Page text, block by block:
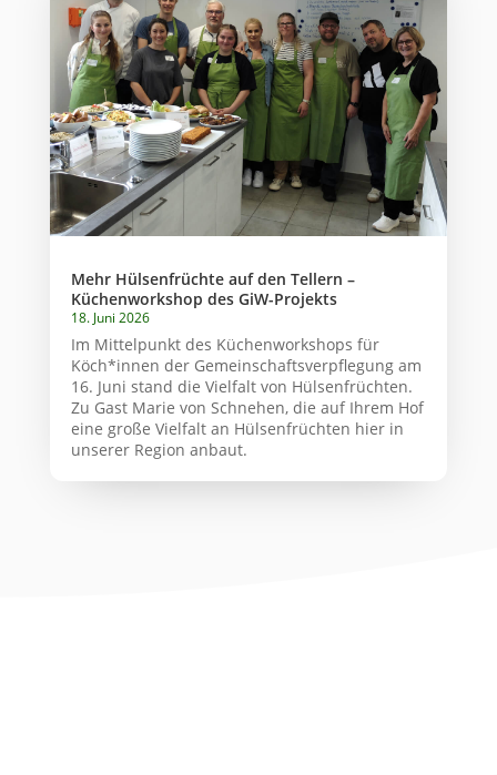
Mehr Hülsenfrüchte auf den Tellern –
Küchenworkshop des GiW-Projekts
18. Juni 2026
Im Mittelpunkt des Küchenworkshops für
Köch*innen der Gemeinschaftsverpflegung am
16. Juni stand die Vielfalt von Hülsenfrüchten.
Zu Gast Marie von Schnehen, die auf Ihrem Hof
eine große Vielfalt an Hülsenfrüchten hier in
unserer Region anbaut.